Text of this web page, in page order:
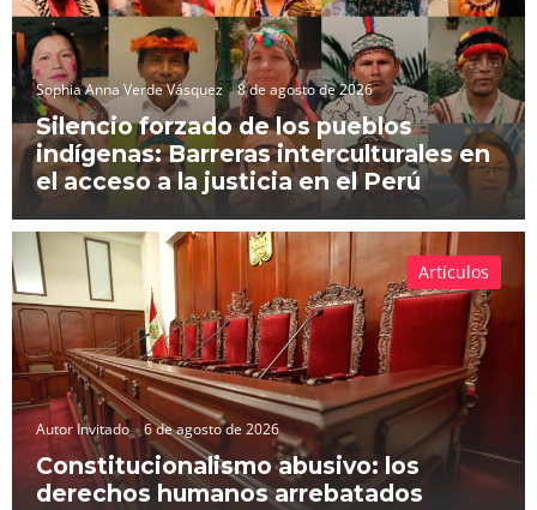
Sophia Anna Verde Vásquez 8 de agosto de 2026
Silencio forzado de los pueblos
indígenas: Barreras interculturales en
el acceso a la justicia en el Perú
Autor Invitado 6 de agosto de 2026
Constitucionalismo abusivo: los
derechos humanos arrebatados
Artículos